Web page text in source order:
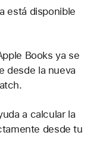
está disponible
Books ya se
desde la nueva
a calcular la
desde tu